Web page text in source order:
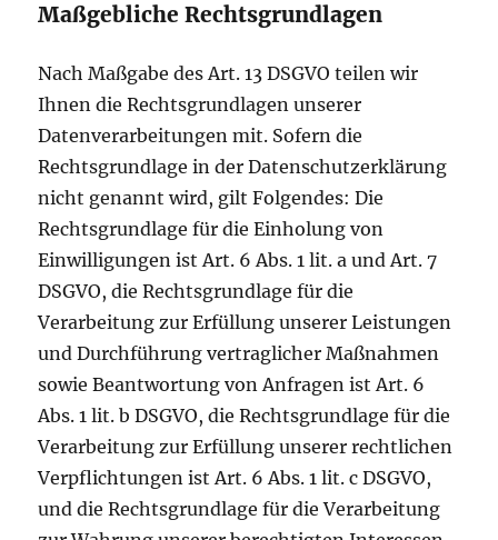
Maßgebliche Rechtsgrundlagen
Nach Maßgabe des Art. 13 DSGVO teilen wir
Ihnen die Rechtsgrundlagen unserer
Datenverarbeitungen mit. Sofern die
Rechtsgrundlage in der Datenschutzerklärung
nicht genannt wird, gilt Folgendes: Die
Rechtsgrundlage für die Einholung von
Einwilligungen ist Art. 6 Abs. 1 lit. a und Art. 7
DSGVO, die Rechtsgrundlage für die
Verarbeitung zur Erfüllung unserer Leistungen
und Durchführung vertraglicher Maßnahmen
sowie Beantwortung von Anfragen ist Art. 6
Abs. 1 lit. b DSGVO, die Rechtsgrundlage für die
Verarbeitung zur Erfüllung unserer rechtlichen
Verpflichtungen ist Art. 6 Abs. 1 lit. c DSGVO,
und die Rechtsgrundlage für die Verarbeitung